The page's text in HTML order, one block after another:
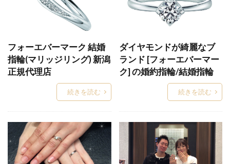
イモータル
インサイドストーン
インサイドセッティング
インスタグラム
ういざくら ウィデュー
ウィル
ウェーブ
ウェーブ（S字）結婚指輪選び方
ウェーブ結婚指輪
ウォッチ
エタニティ
エタニティリング
エタニティリング普段使い
エテルノセッティング
エメラルド
エンゲージネックレス
エンゲージリング
フォーエバーマーク 結婚
指輪(マリッジリング) 新潟
正規代理店
続きを読む
ダイヤモンドが綺麗なブ
ランド [フォーエバーマー
ク] の婚約指輪/結婚指輪
続きを読む